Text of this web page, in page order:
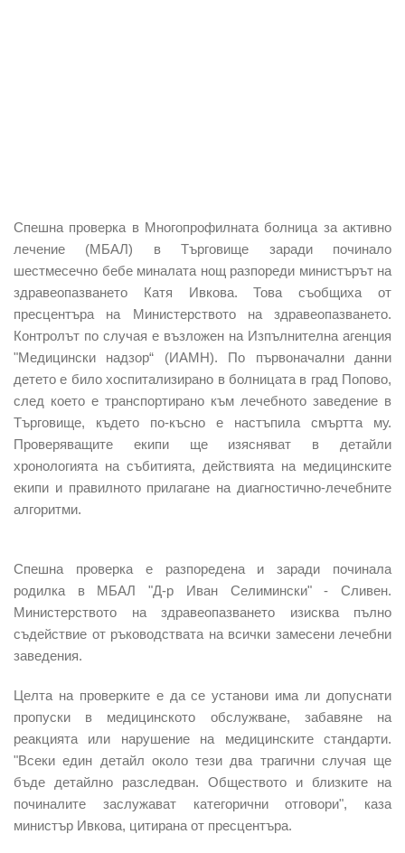
Спешна проверка в Многопрофилната болница за активно
лечение (МБАЛ) в Търговище заради починало
шестмесечно бебе миналата нощ разпореди министърът на
здравеопазването Катя Ивкова. Това съобщиха от
пресцентъра на Министерството на здравеопазването.
Контролът по случая е възложен на Изпълнителна агенция
"Медицински надзор“ (ИАМН). По първоначални данни
детето е било хоспитализирано в болницата в град Попово,
след което е транспортирано към лечебното заведение в
Търговище, където по-късно е настъпила смъртта му.
Проверяващите екипи ще изясняват в детайли
хронологията на събитията, действията на медицинските
екипи и правилното прилагане на диагностично-лечебните
алгоритми.
Спешна проверка е разпоредена и заради починала
родилка в МБАЛ "Д-р Иван Селимински" - Сливен.
Министерството на здравеопазването изисква пълно
съдействие от ръководствата на всички замесени лечебни
заведения.
Целта на проверките е да се установи има ли допуснати
пропуски в медицинското обслужване, забавяне на
реакцията или нарушение на медицинските стандарти.
"Всеки един детайл около тези два трагични случая ще
бъде детайлно разследван. Обществото и близките на
починалите заслужават категорични отговори", каза
министър Ивкова, цитирана от пресцентъра.